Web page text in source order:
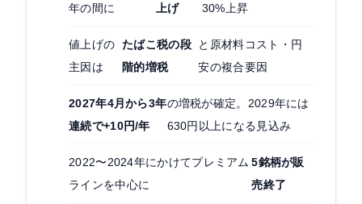
年の間に
上げ
30%上昇
値上げの
主因は
たばこ税の段
階的増税
と原材料コスト・円
安の複合要因
2027年4月から3年
連続で+10円/年
の増税が確定。2029年には
630円以上になる見込み
2022〜2024年にかけてプレミアム
ラインを中心に
5銘柄が販
売終了